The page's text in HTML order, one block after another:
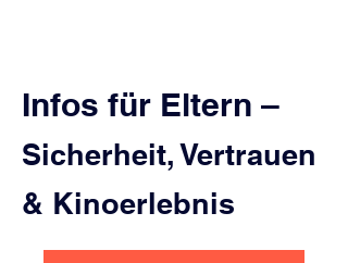
Infos für Eltern –
Sicherheit, Vertrauen
& Kinoerlebnis